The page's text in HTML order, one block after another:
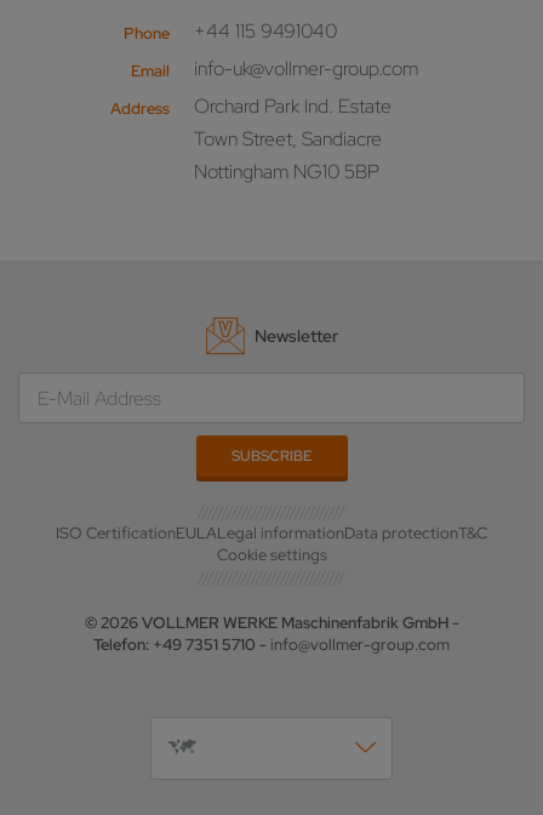
Phone +44 115 9491040
Email info-uk@vollmer-group.com
Address
Orchard Park Ind. Estate
Town Street, Sandiacre
Nottingham NG10 5BP
Newsletter
ISO CertificationEULALegal informationData protectionT&C
Cookie settings
© 2026 VOLLMER WERKE Maschinenfabrik GmbH -
Telefon: +49 7351 5710 - info@vollmer-group.com